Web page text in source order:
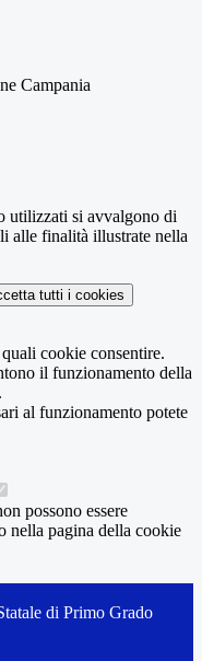
Campania
utilizzati si avvalgono di
alle finalità illustrate nella
tutti i cookies
cookie consentire.
il funzionamento della
al funzionamento potete
possono essere
nella pagina della cookie
di Primo Grado